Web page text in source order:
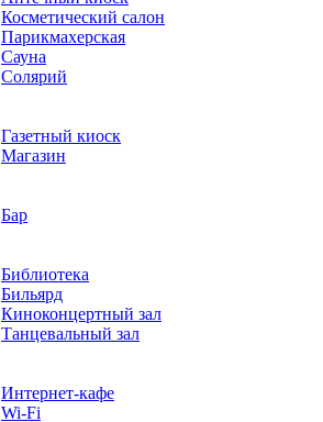
Косметический салон
Парикмахерская
Сауна
Солярий
Газетный киоск
Магазин
Бар
Библиотека
Бильярд
Киноконцертный зал
Танцевальный зал
Интернет-кафе
Wi-Fi